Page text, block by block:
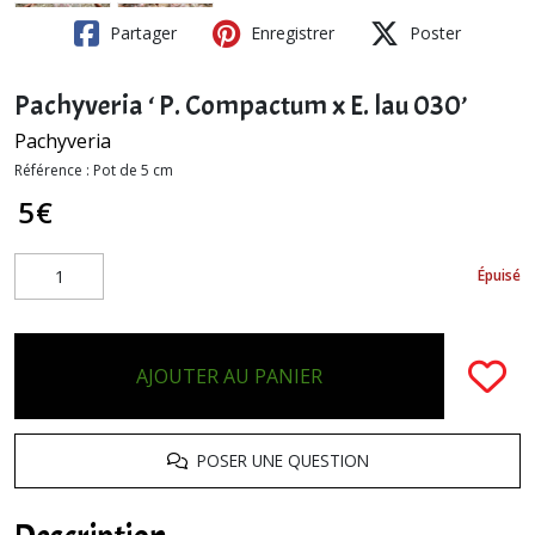
Partager Enregistrer Poster
Pachyveria ‘ P. Compactum x E. lau 030’
Pachyveria
Référence : Pot de 5 cm
5€
Épuisé
AJOUTER AU PANIER
POSER UNE QUESTION